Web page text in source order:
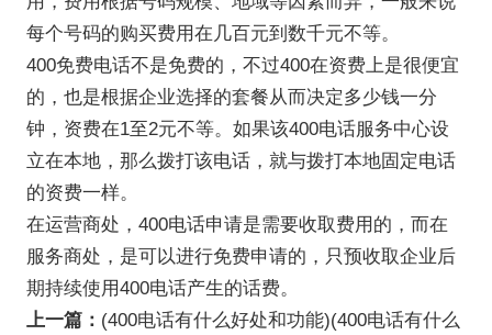
每个号码的购买费用在几百元到数千元不等。
400免费电话不是免费的，不过400在资费上是很便宜
的，也是根据企业选择的套餐从而决定多少钱一分
钟，资费在1至2元不等。如果该400电话服务中心设
立在本地，那么拨打该电话，就与拨打本地固定电话
的资费一样。
在运营商处，400电话申请是需要收取费用的，而在
服务商处，是可以进行免费申请的，只预收取企业后
期持续使用400电话产生的话费。
上一篇： (400电话有什么好处和功能)(400电话有什么